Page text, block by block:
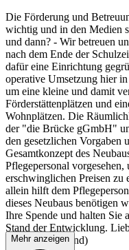
Die Förderung und
wichtig und in den Medien
und dann? - Wir betreuen
nach dem Ende der
dafür eine Einrichtung
operative Umsetzung hier
um eine kleine und damit
Förderstättenplätzen und
Wohnplätzen. Die
der "die Brücke gGmbH"
den gesetzlichen Vorgaben
Gesamtkonzept des
Pflegepersonal
erschwinglichen Preisen
allein hilft dem
dieses Neubaus benötigen
Ihre Spende und halten Sie
Stand der Entwicklung.
(Stiftungsvorstand)
Mehr anzeigen